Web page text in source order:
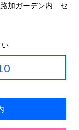
加ガーデン内 セ
い